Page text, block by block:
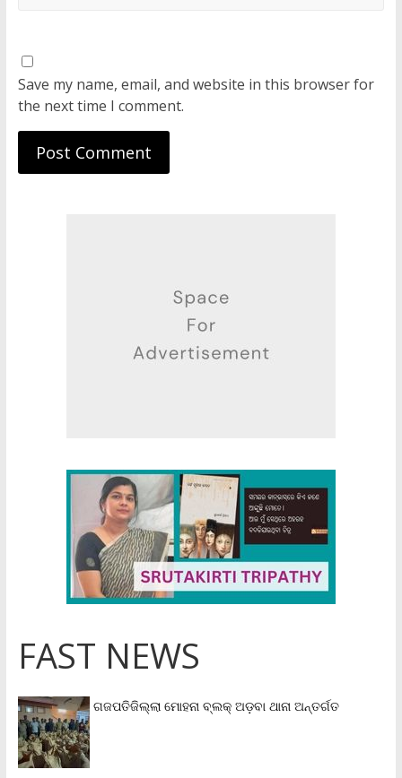
Save my name, email, and website in this browser for
the next time I comment.
FAST NEWS
ଗଜପତିଜିଲ୍ଲା ମୋହନା ବ୍ଲକ୍‌ ଅଡ଼ବା ଥାନା ଅନ୍ତର୍ଗତ